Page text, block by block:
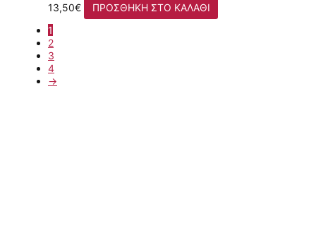
13,50€
ΠΡΟΣΘΉΚΗ ΣΤΟ ΚΑΛΆΘΙ
1
2
3
4
→